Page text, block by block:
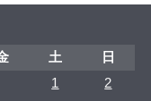
土
日
1
2